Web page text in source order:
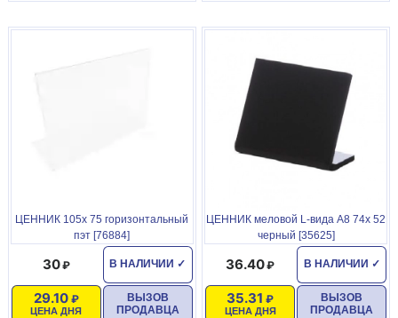
ЦЕННИК 105х 75 горизонтальный
пэт [76884]
В НАЛИЧИИ ✓
30
ЦЕНА ДНЯ
29.10
ВЫЗОВ
ПРОДАВЦА
ЦЕННИК меловой L-вида А8 74х 52
черный [35625]
В НАЛИЧИИ ✓
36.40
ЦЕНА ДНЯ
35.31
ВЫЗОВ
ПРОДАВЦА